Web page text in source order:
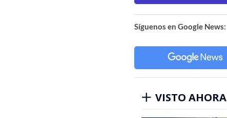
Síguenos en Google News:
VISTO AHORA